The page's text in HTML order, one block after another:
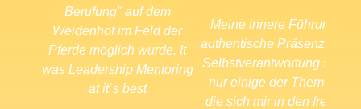
Berufung" auf dem
Weidenhof im Feld der
Pferde möglich wurde. It
was Leadership Mentoring
at it`s best
Meine innere Führung,
authentische Präsenz und
Selbstverantwortung sind
nur einige der Themen,
die sich mir in den freien